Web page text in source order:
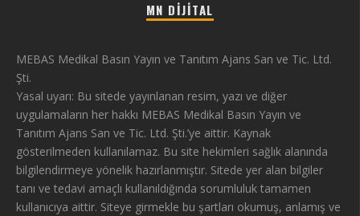
MN DIJITAL
MEBAS Medikal Basın Yayın ve Tanıtım Ajans San ve Tic. Ltd.
Şti.
Yasal uyarı: Bu sitede yayınlanan resim, yazı ve diğer
uygulamaların her hakkı MEBAS Medikal Basın Yayın ve
Tanıtım Ajans San ve Tic. Ltd. Şti.’ye aittir. Kaynak
gösterilmeden kullanılamaz. Bu site hekimleri sağlık alanında
bilgilendirmeye yönelik hazırlanmıştır. Sitede yer alan bilgiler
tanı ve tedavi amaçlı kullanıldığında sorumluluk tamamen
kullanıcıya aittir. Siteye girmekle bu şartları okumuş, anlamış ve